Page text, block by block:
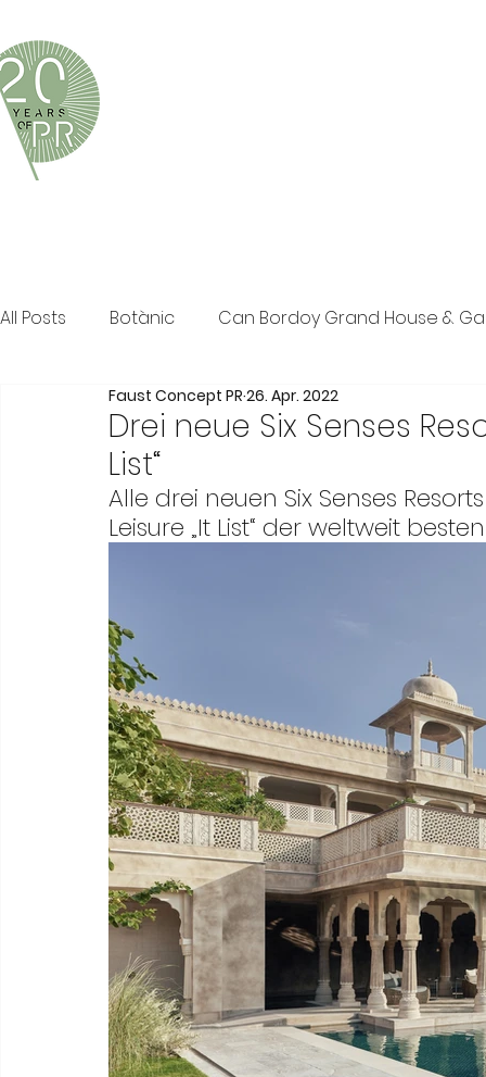
und persönliche Beratung in den Bereichen
Klassische PR im Print Bereich, Events sowie Social
All Posts Botànic Can Bordoy Grand House &
The Ozen Collection Faust Concept PR
Meneghetti Wine Hotel & Winery Karriere
Drei neue Six Senses
List“
Faust Concept PR 26. Apr. 2022
Alle drei neuen Six Senses
Leisure „It List“ der weltweit